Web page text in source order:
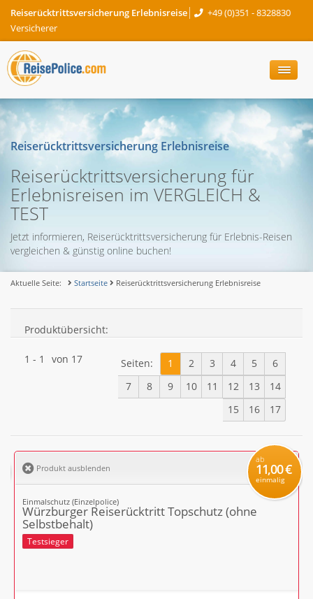
Reiserücktrittsversicherung Erlebnisreise
+49 (0)351 - 8328830
Versicherer
Reiserücktrittsversicherung Erlebnisreise
Reiserücktrittsversicherung für
Erlebnisreisen im VERGLEICH &
TEST
Jetzt informieren, Reiserücktrittsversicherung für Erlebnis-Reisen
vergleichen & günstig online buchen!
Aktuelle Seite: Startseite Reiserücktrittsversicherung Erlebnisreise
Produktübersicht:
1 - 1 von 17 Seiten: 1 2 3 4 5
6
7
8 9 10 11 12 13
14
15
16 17
Produkt ausblenden
ab
11,00 €
einmalig
Einmalschutz (Einzelpolice)
Würzburger Reiserücktritt Topschutz (ohne
Selbstbehalt)
Testsieger